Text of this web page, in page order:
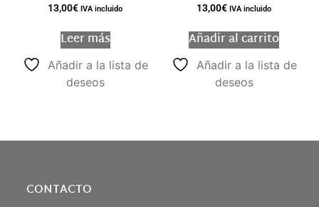
13,00€ IVA incluido
Leer más
Añadir a la lista de
deseos
13,00€ IVA incluido
Añadir al carrito
Añadir a la lista de
deseos
CONTACTO